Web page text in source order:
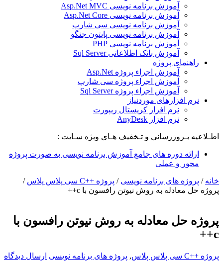
آموزش برنامه نویسی Asp.Net MVC
آموزش برنامه نویسی Asp.Net Core
آموزش برنامه نویسی سی شارپ
آموزش برنامه نویسی پایتون جنگو
آموزش برنامه نویسی PHP
آموزش بانک اطلاعاتی Sql Server
راهنمای پروژه
آموزش اجراء پروژه Asp.Net
آموزش اجراء پروژه سی شارپ
آموزش اجراء پروژه Sql Server
نرم افزارهای موردنیاز
نرم افزار کریستال ریپورت
نرم افزار AnyDesk
اطـلاعیه بـروزرسانی و تـخفیف هـای ویژه سـایت :
ارائه دوره های جامع آموزش برنامه نویسی به صورت پروژه
محور و عملی
خانه / پروژه های برنامه نویسی / پروژه ++C سی پلاس پلاس
/
پروژه حل معادله به روش نیوتن رافسون با c++
پروژه حل معادله به روش نیوتن رافسون با
c++
پروژه ++C سی پلاس پلاس , پروژه های برنامه نویسی ارسال دیدگاه